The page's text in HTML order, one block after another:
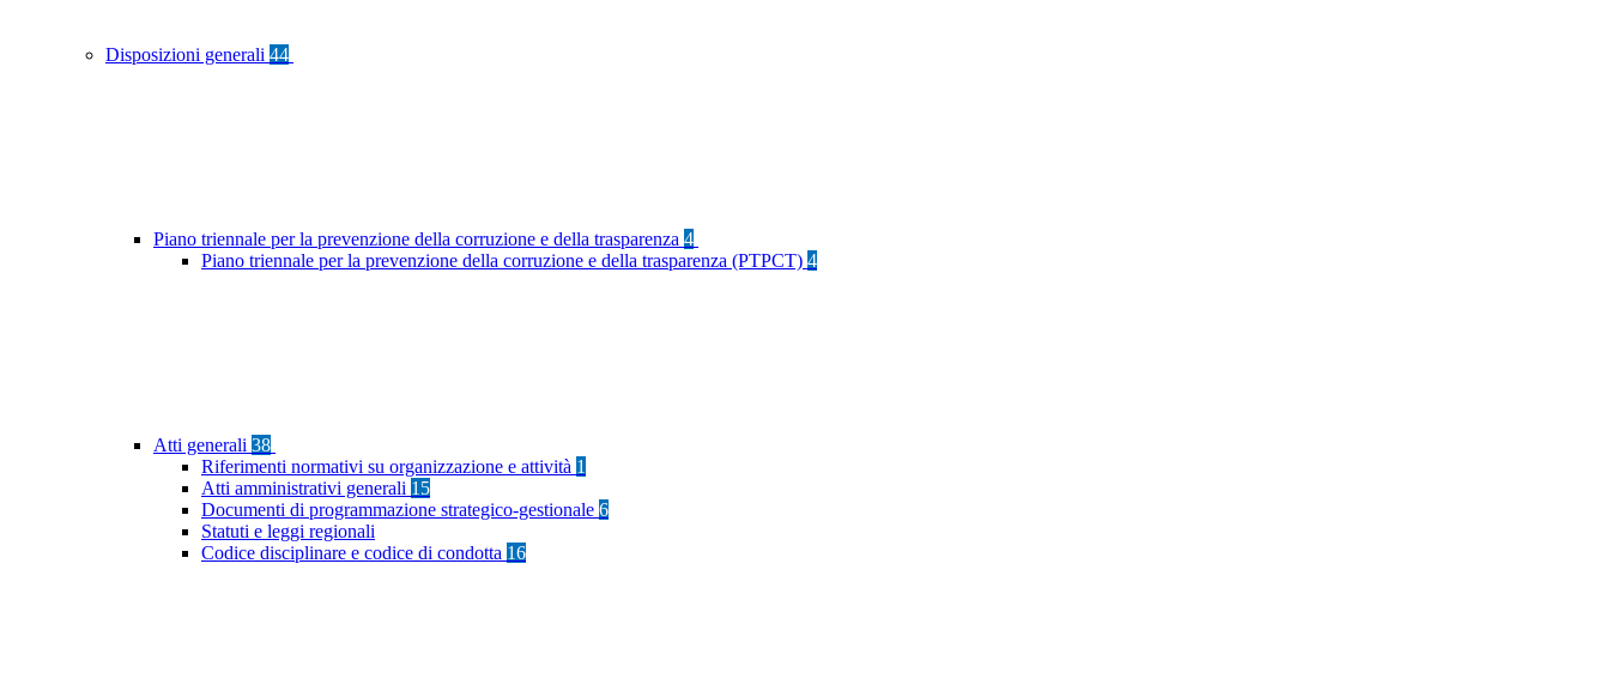
Disposizioni generali 44
Piano triennale per la prevenzione della corruzione e della trasparenza 4
Piano triennale per la prevenzione della corruzione e della trasparenza (PTPCT) 4
Atti generali 38
Riferimenti normativi su organizzazione e attività 1
Atti amministrativi generali 15
Documenti di programmazione strategico-gestionale 6
Statuti e leggi regionali
Codice disciplinare e codice di condotta 16